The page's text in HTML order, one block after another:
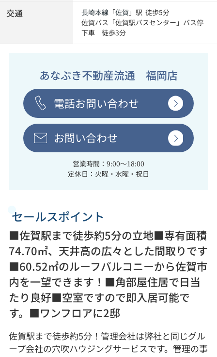
交通 長崎本線 「佐賀 」駅 徒歩5分
佐賀バス「佐賀駅バスセンター」バス停
下車 徒歩3分
あなぶき不動産流通 福岡店
電話お問い合わせ
お問い合わせ
営業時間：9:00～18:00
定休日：火曜・水曜・祝日
セールスポイント
■佐賀駅まで徒歩約5分の立地■専有面積
74.70㎡、天井高の広々とした間取りです
■60.52㎡のルーフバルコニーから佐賀市
内を一望できます！■角部屋住居で日当
たり良好■空室ですので即入居可能で
す。■ワンフロアに2邸
佐賀駅まで徒歩約5分！管理会社は弊社と同じグル
ープ会社の穴吹ハウジングサービスです。管理の事